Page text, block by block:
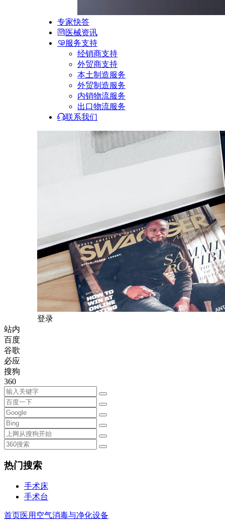
专家快答
医械资讯
服务支持
经销商支持
外贸商支持
本土制造服务
外贸制造服务
内销物流服务
出口物流服务
联系我们
登录
站内
百度
谷歌
必应
搜狗
360
热门搜索
手术床
手术台
首页医用空气消毒与净化设备